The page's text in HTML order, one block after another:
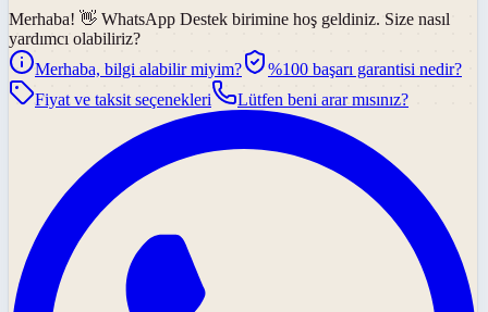
Merhaba! 👋 WhatsApp Destek birimine hoş geldiniz. Size nasıl
yardımcı olabiliriz?
Merhaba, bilgi alabilir miyim?
%100 başarı garantisi nedir?
Fiyat ve taksit seçenekleri
Lütfen beni arar mısınız?